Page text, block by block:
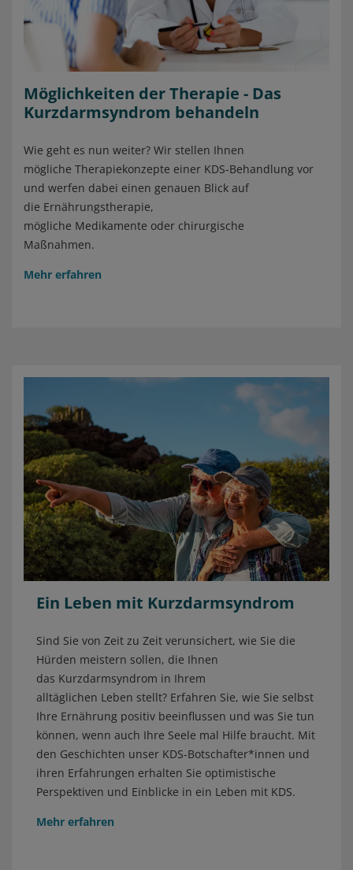
Möglichkeiten der Therapie - Das
Kurzdarmsyndrom behandeln
Wie geht es nun weiter? Wir stellen Ihnen
mögliche Therapiekonzepte einer KDS-Behandlung vor
und werfen dabei einen genauen Blick auf
die Ernährungstherapie,
mögliche Medikamente oder chirurgische
Maßnahmen.
Mehr erfahren
Ein Leben mit Kurzdarmsyndrom
Sind Sie von Zeit zu Zeit verunsichert, wie Sie die
Hürden meistern sollen, die Ihnen
das Kurzdarmsyndrom in Ihrem
alltäglichen Leben stellt? Erfahren Sie, wie Sie selbst
Ihre Ernährung positiv beeinflussen und was Sie tun
können, wenn auch Ihre Seele mal Hilfe braucht. Mit
den Geschichten unser KDS-Botschafter*innen und
ihren Erfahrungen erhalten Sie optimistische
Perspektiven und Einblicke in ein Leben mit KDS.
Mehr erfahren